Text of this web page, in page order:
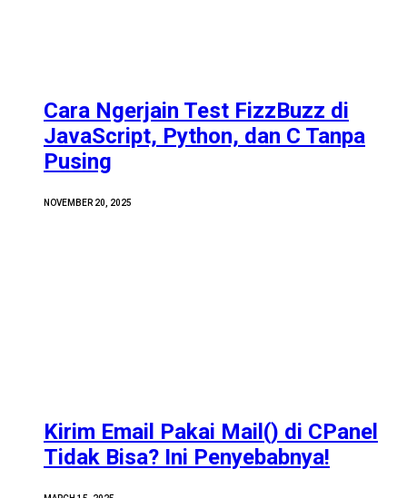
Cara Ngerjain Test FizzBuzz di
JavaScript, Python, dan C Tanpa
Pusing
NOVEMBER 20, 2025
Kirim Email Pakai Mail() di CPanel
Tidak Bisa? Ini Penyebabnya!